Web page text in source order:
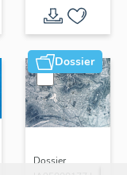
Dossier
Dossier